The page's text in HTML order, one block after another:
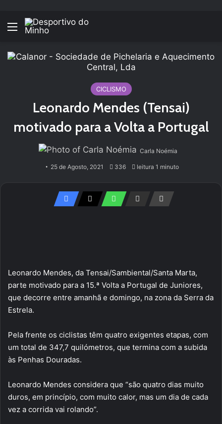
Menu
CICLISMO
Leonardo Mendes (Tensai)
motivado para a Volta a Portugal
Carla Noémia
25 de Agosto, 2021 336 leitura 1 minuto
Leonardo Mendes, da Tensai/Sambiental/Santa Marta,
parte motivado para a 15.ª Volta a Portugal de Juniores,
que decorre entre amanhã e domingo, na zona da Serra da
Estrela.
Pela frente os ciclistas têm quatro exigentes etapas, com
um total de 347,7 quilómetros, que termina com a subida
às Penhas Douradas.
Leonardo Mendes considera que “são quatro dias muito
duros, em princípio, com muito calor, mas um dia de cada
vez a corrida vai rolando”.